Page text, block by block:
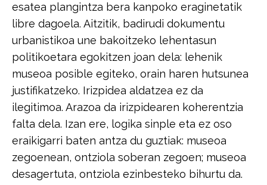
esatea plangintza bera kanpoko eraginetatik
libre dagoela. Aitzitik, badirudi ​dokumentu
urbanistikoa une bakoitzeko lehentasun
politikoetara egokitzen joan ​dela: lehenik
museoa posible egiteko, orain haren hutsunea
justifikatzeko.​ ​Irizpidea aldatzea ez da
ilegitimoa. Arazoa da irizpidearen koherentzia
falta dela.​ ​Izan ere, logika sinple eta ez oso
eraikigarri baten antza du guztiak: museoa​​
zegoenean, ontziola soberan zegoen; museoa
desagertuta, ontziola ezinbesteko​ ​bihurtu da.